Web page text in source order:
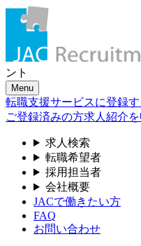
ント
Menu
転職支援サービスに登録す
ご登録済みの方求人紹介
求人検索
転職希望者
採用担当者
会社概要
JACで働きたい方
FAQ
お問い合わせ